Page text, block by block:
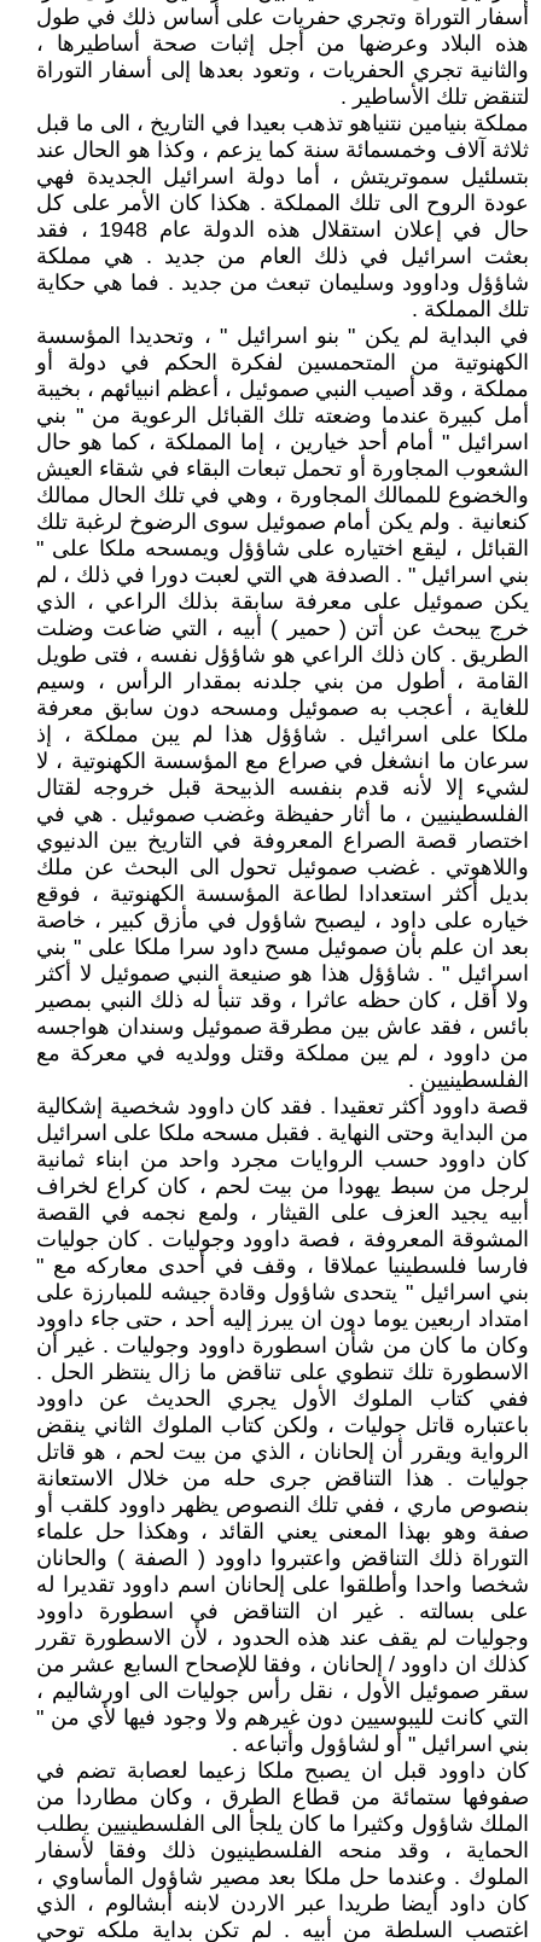
أسفار التوراة وتجري حفريات على أساس ذلك في طول
هذه البلاد وعرضها من أجل إثبات صحة أساطيرها ،
والثانية تجري الحفريات ، وتعود بعدها إلى أسفار التوراة
لتنقض تلك الأساطير .
مملكة بنيامين نتنياهو تذهب بعيدا في التاريخ ، الى ما قبل
ثلاثة آلاف وخمسمائة سنة كما يزعم ، وكذا هو الحال عند
بتسلئيل سموتريتش ، أما دولة اسرائيل الجديدة فهي
عودة الروح الى تلك المملكة . هكذا كان الأمر على كل
حال في إعلان استقلال هذه الدولة عام 1948 ، فقد
بعثت اسرائيل في ذلك العام من جديد . هي مملكة
شاؤؤل وداوود وسليمان تبعث من جديد . فما هي حكاية
تلك المملكة .
في البداية لم يكن " بنو اسرائيل " ، وتحديدا المؤسسة
الكهنوتية من المتحمسين لفكرة الحكم في دولة أو
مملكة ، وقد أصيب النبي صموئيل ، أعظم انبيائهم ، بخيبة
أمل كبيرة عندما وضعته تلك القبائل الرعوية من " بني
اسرائيل " أمام أحد خيارين ، إما المملكة ، كما هو حال
الشعوب المجاورة أو تحمل تبعات البقاء في شقاء العيش
والخضوع للممالك المجاورة ، وهي في تلك الحال ممالك
كنعانية . ولم يكن أمام صموئيل سوى الرضوخ لرغبة تلك
القبائل ، ليقع اختياره على شاؤؤل ويمسحه ملكا على "
بني اسرائيل " . الصدفة هي التي لعبت دورا في ذلك ، لم
يكن صموئيل على معرفة سابقة بذلك الراعي ، الذي
خرج يبحث عن أتن ( حمير ) أبيه ، التي ضاعت وضلت
الطريق . كان ذلك الراعي هو شاؤؤل نفسه ، فتى طويل
القامة ، أطول من بني جلدنه بمقدار الرأس ، وسيم
للغاية ، أعجب به صموئيل ومسحه دون سابق معرفة
ملكا على اسرائيل . شاؤؤل هذا لم يبن مملكة ، إذ
سرعان ما انشغل في صراع مع المؤسسة الكهنوتية ، لا
لشيء إلا لأنه قدم بنفسه الذبيحة قبل خروجه لقتال
الفلسطينيين ، ما أثار حفيظة وغضب صموئيل . هي في
اختصار قصة الصراع المعروفة في التاريخ بين الدنيوي
واللاهوتي . غضب صموئيل تحول الى البحث عن ملك
بديل أكثر استعدادا لطاعة المؤسسة الكهنوتية ، فوقع
خياره على داود ، ليصبح شاؤول في مأزق كبير ، خاصة
بعد ان علم بأن صموئيل مسح داود سرا ملكا على " بني
اسرائيل " . شاؤؤل هذا هو صنيعة النبي صموئيل لا أكثر
ولا أقل ، كان حظه عاثرا ، وقد تنبأ له ذلك النبي بمصير
بائس ، فقد عاش بين مطرقة صموئيل وسندان هواجسه
من داوود ، لم يبن مملكة وقتل وولديه في معركة مع
الفلسطينيين .
قصة داوود أكثر تعقيدا . فقد كان داوود شخصية إشكالية
من البداية وحتى النهاية . فقبل مسحه ملكا على اسرائيل
كان داوود حسب الروايات مجرد واحد من ابناء ثمانية
لرجل من سبط يهودا من بيت لحم ، كان كراع لخراف
أبيه يجيد العزف على القيثار ، ولمع نجمه في القصة
المشوقة المعروفة ، فصة داوود وجوليات . كان جوليات
فارسا فلسطينيا عملاقا ، وقف في أحدى معاركه مع "
بني اسرائيل " يتحدى شاؤول وقادة جيشه للمبارزة على
امتداد اربعين يوما دون ان يبرز إليه أحد ، حتى جاء داوود
وكان ما كان من شأن اسطورة داوود وجوليات . غير أن
الاسطورة تلك تنطوي على تناقض ما زال ينتظر الحل .
ففي كتاب الملوك الأول يجري الحديث عن داوود
باعتباره قاتل جوليات ، ولكن كتاب الملوك الثاني ينقض
الرواية ويقرر أن إلحانان ، الذي من بيت لحم ، هو قاتل
جوليات . هذا التناقض جرى حله من خلال الاستعانة
بنصوص ماري ، ففي تلك النصوص يظهر داوود كلقب أو
صفة وهو بهذا المعنى يعني القائد ، وهكذا حل علماء
التوراة ذلك التناقض واعتبروا داوود ( الصفة ) والحانان
شخصا واحدا وأطلقوا على إلحانان اسم داوود تقديرا له
على بسالته . غير ان التناقض في اسطورة داوود
وجوليات لم يقف عند هذه الحدود ، لأن الاسطورة تقرر
كذلك ان داوود / إلحانان ، وفقا للإصحاح السابع عشر من
سقر صموئيل الأول ، نقل رأس جوليات الى اورشاليم ،
التي كانت لليبوسيين دون غيرهم ولا وجود فيها لأي من "
بني اسرائيل " أو لشاؤول وأتباعه .
كان داوود قبل ان يصبح ملكا زعيما لعصابة تضم في
صفوفها ستمائة من قطاع الطرق ، وكان مطاردا من
الملك شاؤول وكثيرا ما كان يلجأ الى الفلسطينيين يطلب
الحماية ، وقد منحه الفلسطينيون ذلك وفقا لأسفار
الملوك . وعندما حل ملكا بعد مصير شاؤول المأساوي ،
كان داود أيضا طريدا عبر الاردن لابنه أبشالوم ، الذي
اغتصب السلطة من أبيه . لم تكن بداية ملكه توحي